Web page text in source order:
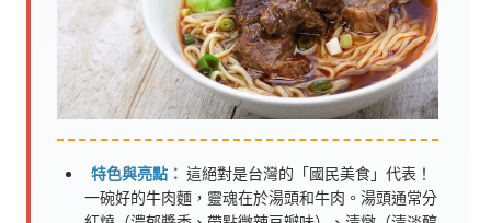
特色與亮點： 這絕對是台灣的「國民美食」代表！
一碗好的牛肉麵，靈魂在於湯頭和牛肉。湯頭通常分